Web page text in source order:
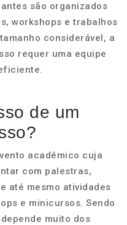
são organizados
workshops e trabalhos
considerável, a
requer uma equipe
de um
acadêmico cuja
com palestras,
até mesmo atividades
e minicursos. Sendo
muito dos